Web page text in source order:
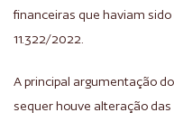
financeiras que haviam
11.322/2022.
A principal argumentação
sequer houve alteração